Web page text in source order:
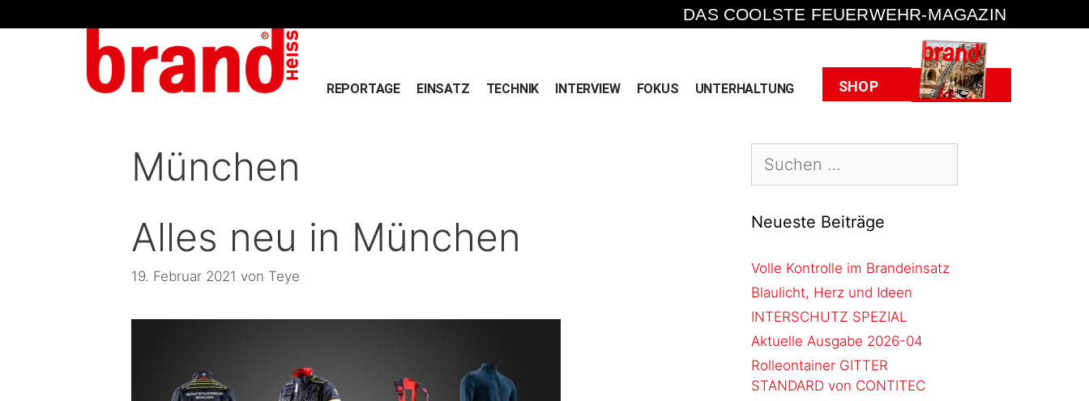
DAS COOLSTE FEUERWEHR-MAGAZIN
REPORTAGE EINSATZ TECHNIK INTERVIEW FOKUS UNTERHALTUNG SHOP Heft
München
Alles neu in München
19. Februar 2021 von Teye
Neueste Beiträge
Volle Kontrolle im Brandeinsatz
Blaulicht, Herz und Ideen
INTERSCHUTZ SPEZIAL
Aktuelle Ausgabe 2026-04
Rolleontainer GITTER
STANDARD von CONTITEC